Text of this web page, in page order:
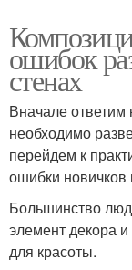
ошибок
стенах
Вначале ответим
необходимо
перейдем к
ошибки новичков
Большинство
элемент декора
для красоты.